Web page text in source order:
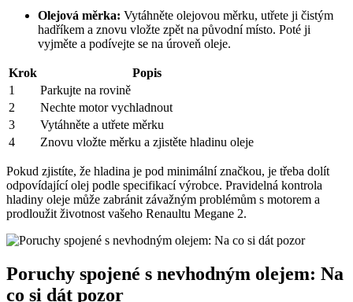
Olejová měrka: Vytáhněte olejovou měrku, utřete ji čistým
hadříkem a znovu vložte zpět na původní místo. Poté ji
vyjměte a podívejte se na úroveň oleje.
Krok
Popis
1
Parkujte na rovině
2
Nechte motor vychladnout
3
Vytáhněte a utřete měrku
4
Znovu vložte měrku a zjistěte hladinu oleje
Pokud zjistíte, že hladina je pod minimální značkou, je třeba dolít
odpovídající olej podle specifikací výrobce. Pravidelná kontrola
hladiny oleje může zabránit závažným problémům s motorem a
prodloužit životnost vašeho Renaultu Megane 2.
Poruchy spojené s nevhodným olejem: Na
co si dát pozor